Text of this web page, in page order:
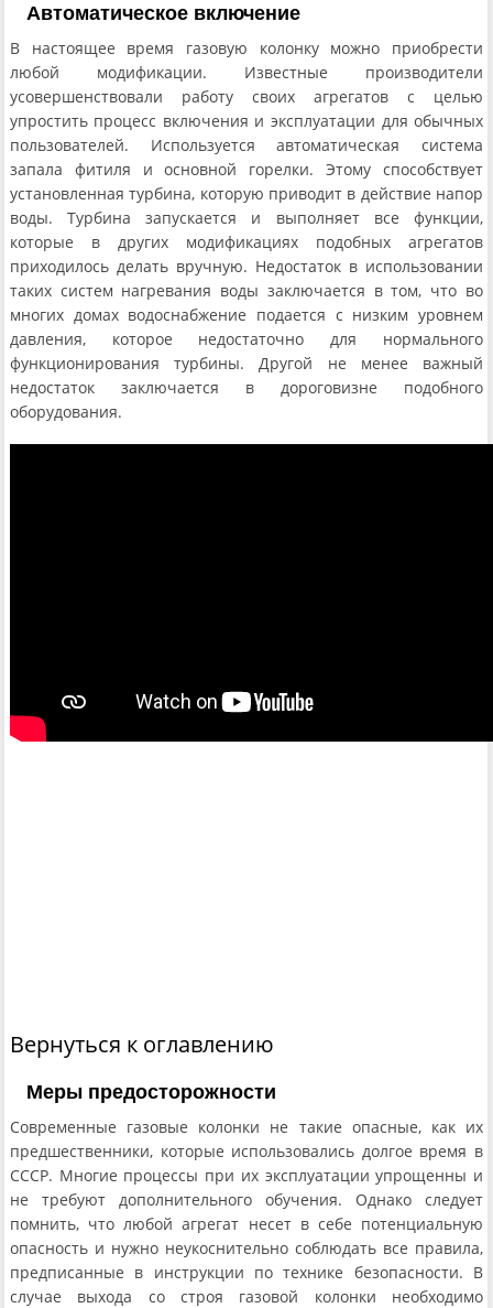
Автоматическое включение
В настоящее время газовую колонку можно приобрести
любой модификации. Известные производители
усовершенствовали работу своих агрегатов с целью
упростить процесс включения и эксплуатации для обычных
пользователей. Используется автоматическая система
запала фитиля и основной горелки. Этому способствует
установленная турбина, которую приводит в действие напор
воды. Турбина запускается и выполняет все функции,
которые в других модификациях подобных агрегатов
приходилось делать вручную. Недостаток в использовании
таких систем нагревания воды заключается в том, что во
многих домах водоснабжение подается с низким уровнем
давления, которое недостаточно для нормального
функционирования турбины. Другой не менее важный
недостаток заключается в дороговизне подобного
оборудования.
Вернуться к оглавлению
Меры предосторожности
Современные газовые колонки не такие опасные, как их
предшественники, которые использовались долгое время в
СССР. Многие процессы при их эксплуатации упрощенны и
не требуют дополнительного обучения. Однако следует
помнить, что любой агрегат несет в себе потенциальную
опасность и нужно неукоснительно соблюдать все правила,
предписанные в инструкции по технике безопасности. В
случае выхода со строя газовой колонки необходимо